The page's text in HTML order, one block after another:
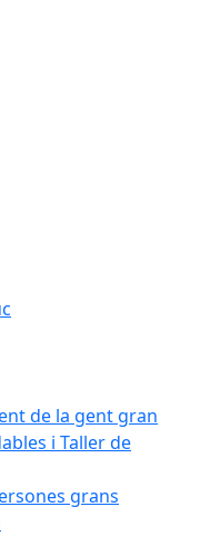
de la gent gran
i Taller de
grans